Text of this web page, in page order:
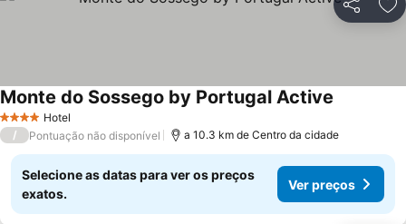
Partilhar
4 EstrelasHotel
Monte do Sossego by Portugal Active
/ Pontuação não disponível a 10.3 km de Centro da cidade
Selecione as datas para ver os preços
exatos.
Ver preços